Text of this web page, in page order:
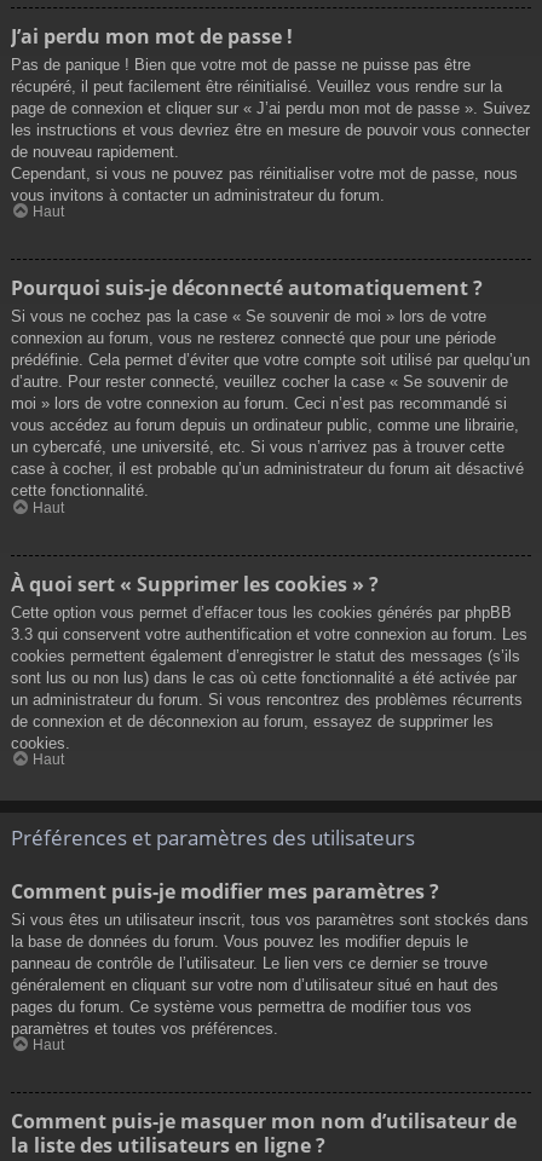
J’ai perdu mon mot de passe !
Pas de panique ! Bien que votre mot de passe ne puisse pas être
récupéré, il peut facilement être réinitialisé. Veuillez vous rendre sur la
page de connexion et cliquer sur « J’ai perdu mon mot de passe ». Suivez
les instructions et vous devriez être en mesure de pouvoir vous connecter
de nouveau rapidement.
Cependant, si vous ne pouvez pas réinitialiser votre mot de passe, nous
vous invitons à contacter un administrateur du forum.
Haut
Pourquoi suis-je déconnecté automatiquement ?
Si vous ne cochez pas la case « Se souvenir de moi » lors de votre
connexion au forum, vous ne resterez connecté que pour une période
prédéfinie. Cela permet d’éviter que votre compte soit utilisé par quelqu’un
d’autre. Pour rester connecté, veuillez cocher la case « Se souvenir de
moi » lors de votre connexion au forum. Ceci n’est pas recommandé si
vous accédez au forum depuis un ordinateur public, comme une librairie,
un cybercafé, une université, etc. Si vous n’arrivez pas à trouver cette
case à cocher, il est probable qu’un administrateur du forum ait désactivé
cette fonctionnalité.
Haut
À quoi sert « Supprimer les cookies » ?
Cette option vous permet d’effacer tous les cookies générés par phpBB
3.3 qui conservent votre authentification et votre connexion au forum. Les
cookies permettent également d’enregistrer le statut des messages (s’ils
sont lus ou non lus) dans le cas où cette fonctionnalité a été activée par
un administrateur du forum. Si vous rencontrez des problèmes récurrents
de connexion et de déconnexion au forum, essayez de supprimer les
cookies.
Haut
Préférences et paramètres des utilisateurs
Comment puis-je modifier mes paramètres ?
Si vous êtes un utilisateur inscrit, tous vos paramètres sont stockés dans
la base de données du forum. Vous pouvez les modifier depuis le
panneau de contrôle de l’utilisateur. Le lien vers ce dernier se trouve
généralement en cliquant sur votre nom d’utilisateur situé en haut des
pages du forum. Ce système vous permettra de modifier tous vos
paramètres et toutes vos préférences.
Haut
Comment puis-je masquer mon nom d’utilisateur de
la liste des utilisateurs en ligne ?